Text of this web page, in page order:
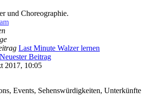
und Choreographie.
Last Minute Walzer lernen
Neuester Beitrag
2017, 10:05
Events, Sehenswürdigkeiten, Unterkünfte